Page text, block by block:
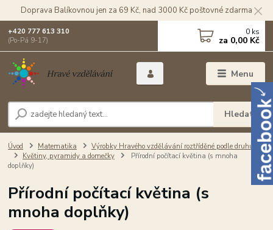
Doprava Balíkovnou jen za 69 Kč, nad 3000 Kč poštovné zdarma
Menu
Hledat
+420 777 613 310
(Po-Pá 9-17)
0 ks
za 0,00 Kč
Úvod Matematika
Výrobky Hravého vzdělávání roztříděné podle druhu
Květiny, pyramidy a domečky
Přírodní počítací květina (s mnoha
doplňky)
Přírodní počítací květina (s
mnoha doplňky)